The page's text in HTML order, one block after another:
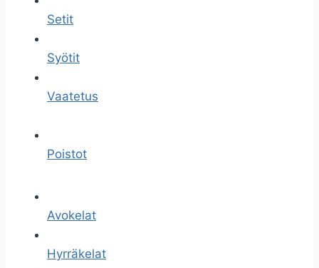
Setit
Syötit
Vaatetus
Poistot
Avokelat
Hyrräkelat